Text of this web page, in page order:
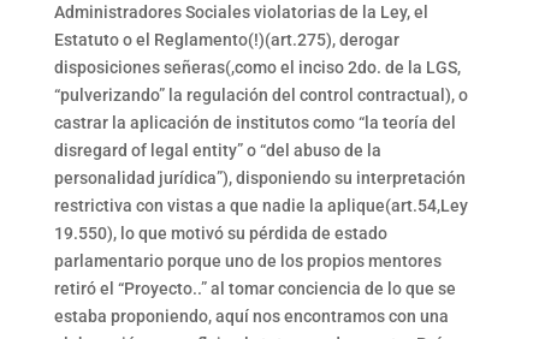
Administradores Sociales violatorias de la Ley, el
Estatuto o el Reglamento(!)(art.275), derogar
disposiciones señeras(,como el inciso 2do. de la LGS,
“pulverizando” la regulación del control contractual), o
castrar la aplicación de institutos como “la teoría del
disregard of legal entity” o “del abuso de la
personalidad jurídica”), disponiendo su interpretación
restrictiva con vistas a que nadie la aplique(art.54,Ley
19.550), lo que motivó su pérdida de estado
parlamentario porque uno de los propios mentores
retiró el “Proyecto..” al tomar conciencia de lo que se
estaba proponiendo, aquí nos encontramos con una